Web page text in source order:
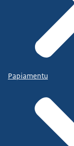
Papiamentu